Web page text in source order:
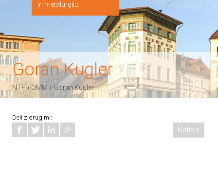
in metalurgijo
Goran Kugler
NTF› OMM ›Goran Kugler
Deli z drugimi:
Natisni